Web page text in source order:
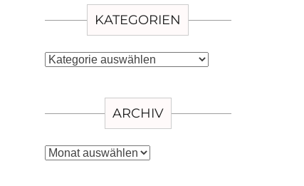
KATEGORIEN
Kategorien
ARCHIV
Archiv